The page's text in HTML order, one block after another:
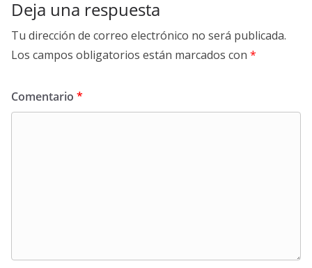
Deja una respuesta
Tu dirección de correo electrónico no será publicada.
Los campos obligatorios están marcados con *
Comentario *